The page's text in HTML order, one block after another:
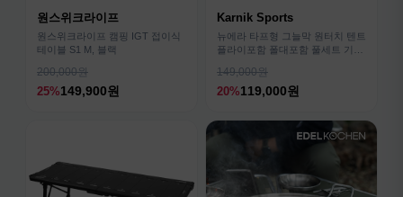
원스위크라이프
원스위크라이프 캠핑 IGT 접이식
테이블 S1 M, 블랙
200,000원
25%149,900원
Karnik Sports
뉴에라 타프형 그늘막 원터치 텐트
플라이포함 폴대포함 풀세트 기본
149,000원
20%119,000원